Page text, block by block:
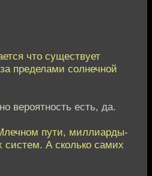
что существует
пределами солнечной
вероятность есть, да.
пути, миллиарды-
А сколько самих